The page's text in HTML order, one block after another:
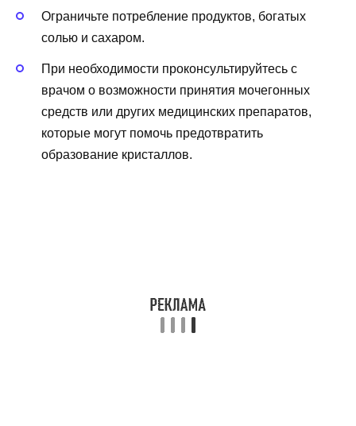
Ограничьте потребление продуктов, богатых
солью и сахаром.
При необходимости проконсультируйтесь с
врачом о возможности принятия мочегонных
средств или других медицинских препаратов,
которые могут помочь предотвратить
образование кристаллов.